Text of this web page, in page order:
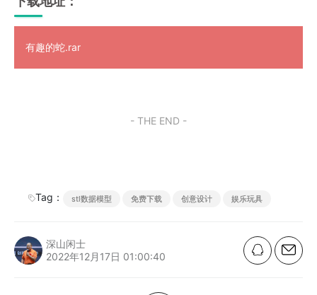
有趣的蛇.rar
- THE END -
Tag： stl数据模型 免费下载 创意设计 娱乐玩具
深山闲士
2022年12月17日 01:00:40